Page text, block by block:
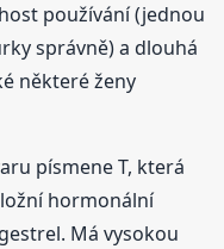
používání (jednou
správně) a dlouhá
některé ženy
písmene T, která
hormonální
Má vysokou